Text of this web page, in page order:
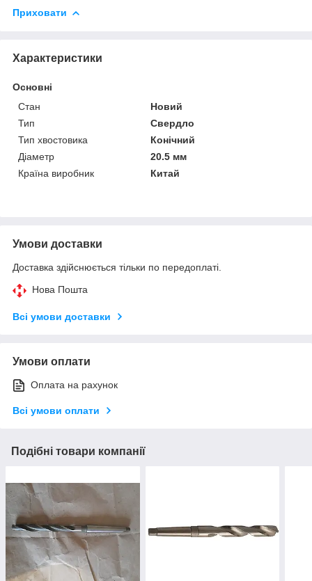
Приховати
Характеристики
Основні
Стан
Новий
Тип
Свердло
Тип хвостовика
Конічний
Діаметр
20.5 мм
Країна виробник
Китай
Умови доставки
Доставка здійснюється тільки по передоплаті.
Нова Пошта
Всі умови доставки
Умови оплати
Оплата на рахунок
Всі умови оплати
Подібні товари компанії